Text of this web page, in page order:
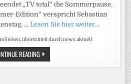
„TV total“ die Sommerpause.
Edition“ verspricht Sebastian
… Lesen Sie hier weiter…
übermittelt durch news aktuell
READINGSOMMER.
SONNE.
PUFPAFF.